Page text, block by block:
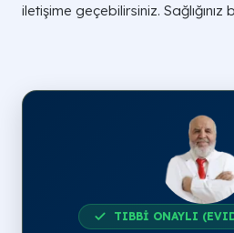
iletişime geçebilirsiniz. Sağlığınız
TIBBİ ONAYLI